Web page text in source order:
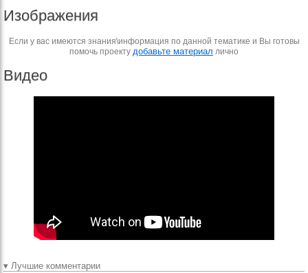
Изображения
Если у вас имеются знания\информация по данной тематике и Вы готовы
помочь проекту добавьте материал лично
Видео
▾ Лучшие комментарии